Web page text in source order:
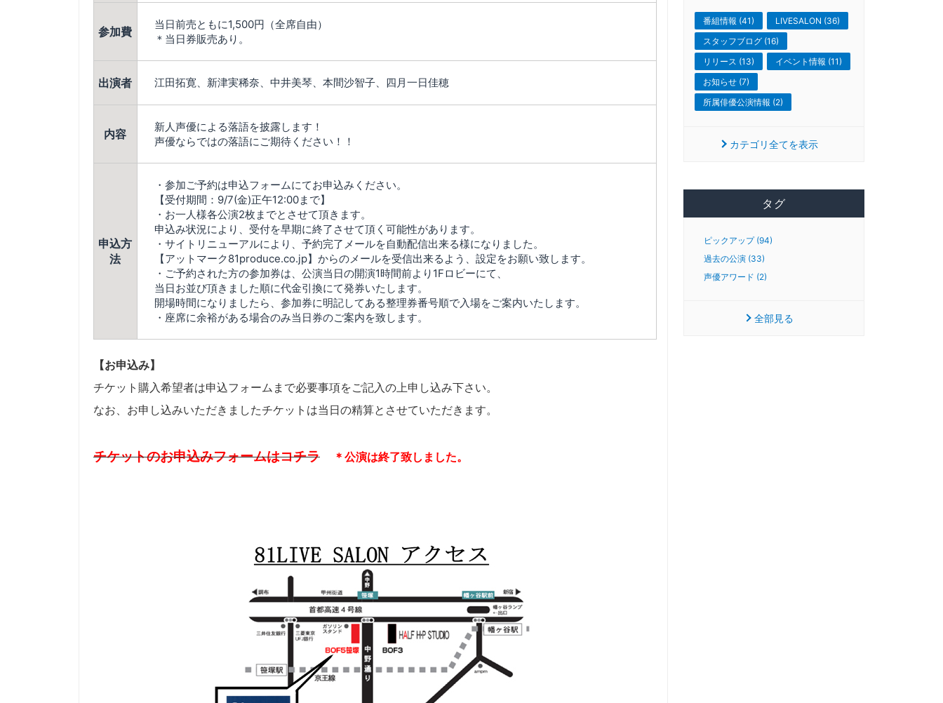
参加費
当日前売ともに1,500円（全席自由）
＊当日券販売あり。
出演者 江田拓寛、新津実稀奈、中井美琴、本間沙智子、四月一日佳穂
内容
新人声優による落語を披露します！
声優ならではの落語にご期待ください！！
申込方
法
・参加ご予約は申込フォームにてお申込みください。
【受付期間：9/7(金)正午12:00まで】
・お一人様各公演2枚までとさせて頂きます。
申込み状況により、受付を早期に終了させて頂く可能性があります。
・サイトリニューアルにより、予約完了メールを自動配信出来る様になりました。
【アットマーク81produce.co.jp】からのメールを受信出来るよう、設定をお願い致します。
・ご予約された方の参加券は、公演当日の開演1時間前より1Fロビーにて、
当日お並び頂きました順に代金引換にて発券いたします。
開場時間になりましたら、参加券に明記してある整理券番号順で入場をご案内いたします。
・座席に余裕がある場合のみ当日券のご案内を致します。
【お申込み】
チケット購入希望者は申込フォームまで必要事項をご記入の上申し込み下さい。
なお、お申し込みいただきましたチケットは当日の精算とさせていただきます。
チケットのお申込みフォームはコチラ ＊公演は終了致しました。
番組情報 (41)
LIVESALON (36)
スタッフブログ (16)
リリース (13)
イベント情報 (11)
お知らせ (7)
所属俳優公演情報 (2)
カテゴリ全てを表示
タグ
ピックアップ (94)
過去の公演 (33)
声優アワード (2)
全部見る